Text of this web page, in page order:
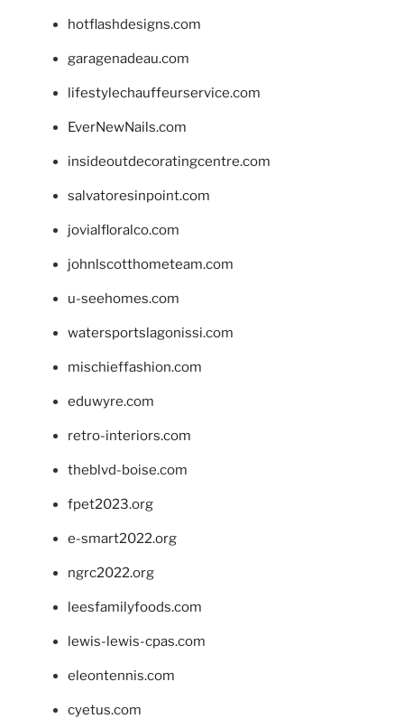
hotflashdesigns.com
garagenadeau.com
lifestylechauffeurservice.com
EverNewNails.com
insideoutdecoratingcentre.com
salvatoresinpoint.com
jovialfloralco.com
johnlscotthometeam.com
u-seehomes.com
watersportslagonissi.com
mischieffashion.com
eduwyre.com
retro-interiors.com
theblvd-boise.com
fpet2023.org
e-smart2022.org
ngrc2022.org
leesfamilyfoods.com
lewis-lewis-cpas.com
eleontennis.com
cyetus.com